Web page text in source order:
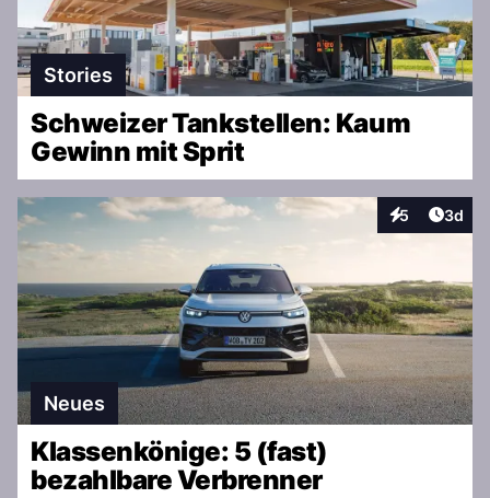
Stories
Schweizer Tankstellen: Kaum
Gewinn mit Sprit
5
Interaktionen
3d
Neues
Klassenkönige: 5 (fast)
bezahlbare Verbrenner